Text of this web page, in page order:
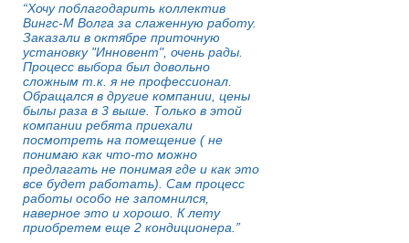
“Хочу поблагодарить коллектив
Вингс-М Волга за слаженную работу.
Заказали в октябре приточную
установку "Инновент", очень рады.
Процесс выбора был довольно
сложным т.к. я не профессионал.
Обращался в другие компании, цены
былы раза в 3 выше. Только в этой
компании ребята приехали
посмотреть на помещение ( не
понимаю как что-то можно
предлагать не понимая где и как это
все будет работать). Сам процесс
работы особо не запомнился,
наверное это и хорошо. К лету
приобретем еще 2 кондиционера.”